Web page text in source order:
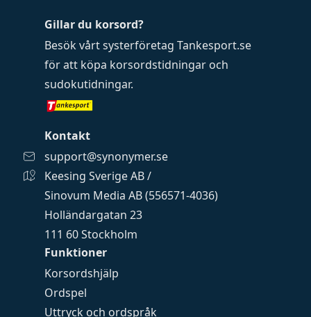
Funktioner
Korsordshjälp
Ordspel
Uttryck och ordspråk
Gillar du korsord?
Besök vårt systerföretag Tankesport.se
för att köpa korsordstidningar och
sudokutidningar.
Kontakt
support@synonymer.se
Keesing Sverige AB /
Sinovum Media AB (556571-4036)
Holländargatan 23
111 60 Stockholm